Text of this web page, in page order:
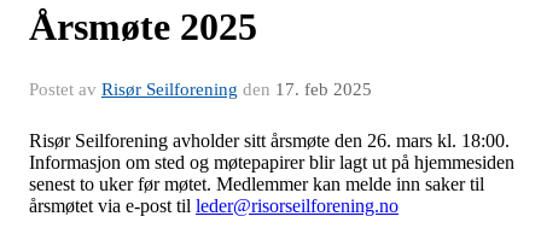
Årsmøte 2025
Postet av Risør Seilforening den 17. feb 2025
Risør Seilforening avholder sitt årsmøte den 26. mars kl. 18:00.
Informasjon om sted og møtepapirer blir lagt ut på hjemmesiden
senest to uker før møtet. Medlemmer kan melde inn saker til
årsmøtet via e-post til leder@risorseilforening.no